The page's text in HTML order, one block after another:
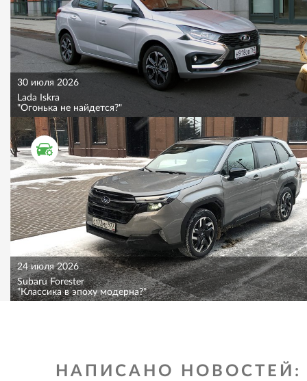
30 июля 2026
Lada Iskra
"Огонька не найдется?"
ТЕСТ ДРАЙВ
24 июля 2026
Subaru Forester
"Классика в эпоху модерна?"
НАПИСАНО НОВОСТЕЙ: